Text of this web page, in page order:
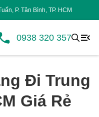
P. Tân Bình, TP. HCM
0938 320 357
Đi Trung
Giá Rẻ